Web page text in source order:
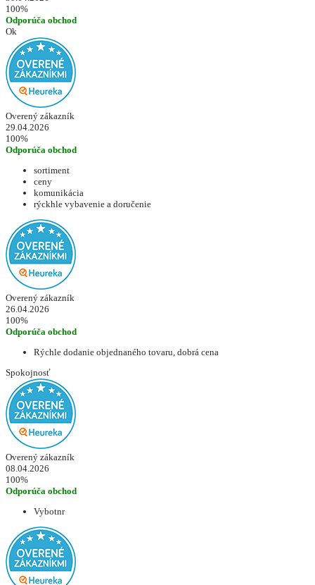
100%
Odporúča obchod
Ok
Overený zákazník
29.04.2026
100%
Odporúča obchod
sortiment
ceny
komunikácia
rýckhle vybavenie a doručenie
Overený zákazník
26.04.2026
100%
Odporúča obchod
Rýchle dodanie objednaného tovaru, dobrá cena
Spokojnosť
Overený zákazník
08.04.2026
100%
Odporúča obchod
Vybotnr